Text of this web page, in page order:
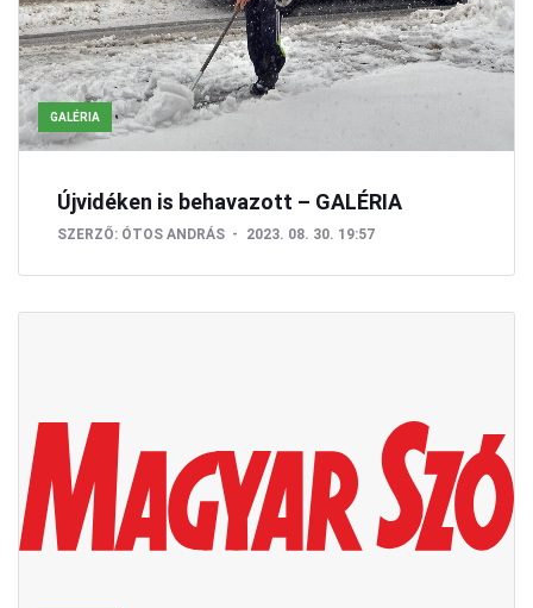
GALÉRIA
Újvidéken is behavazott – GALÉRIA
SZERZŐ: ÓTOS ANDRÁS 2023. 08. 30. 19:57